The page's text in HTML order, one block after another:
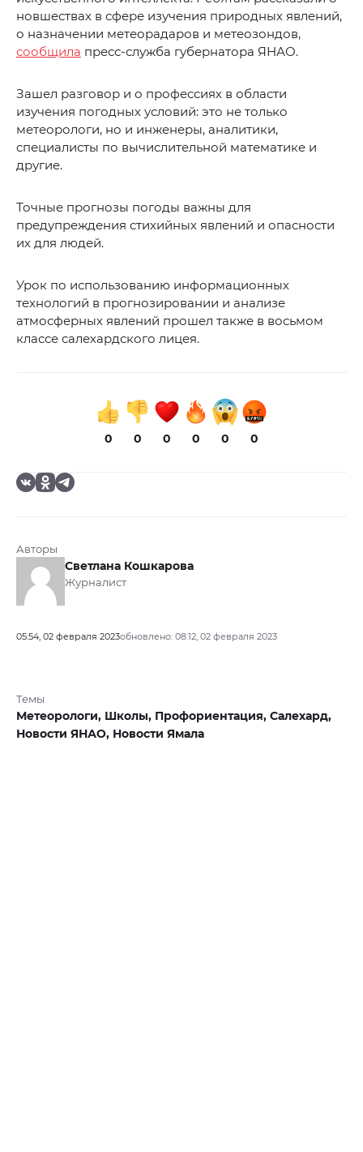
новшествах в сфере изучения природных явлений,
о назначении метеорадаров и метеозондов,
сообщила пресс-служба губернатора ЯНАО.
Зашел разговор и о профессиях в области
изучения погодных условий: это не только
метеорологи, но и инженеры, аналитики,
специалисты по вычислительной математике и
другие.
Точные прогнозы погоды важны для
предупреждения стихийных явлений и опасности
их для людей.
Урок по использованию информационных
технологий в прогнозировании и анализе
атмосферных явлений прошел также в восьмом
классе салехардского лицея.
0 0 0 0 0 0
Авторы
Светлана Кошкарова
Журналист
05:54, 02 февраля 2023обновлено: 08:12, 02 февраля 2023
Темы
Метеорологи, Школы, Профориентация, Салехард,
Новости ЯНАО, Новости Ямала